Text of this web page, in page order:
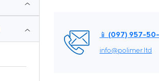
📱 (097) 957-50-
info@polimer.ltd